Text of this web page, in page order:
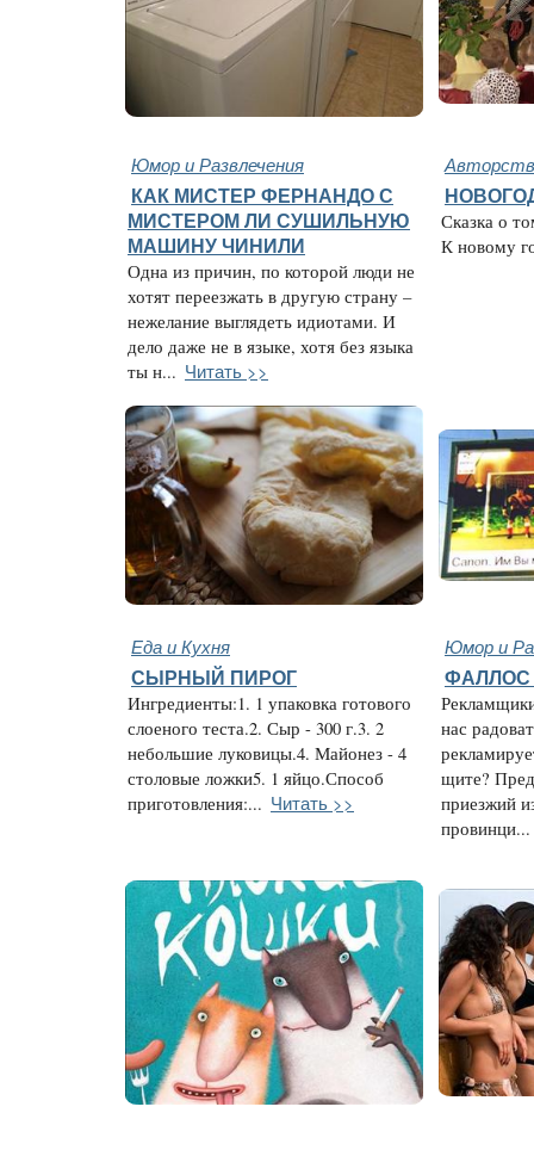
Юмор и Развлечения
КАК МИСТЕР ФЕРНАНДО С
МИСТЕРОМ ЛИ СУШИЛЬНУЮ
МАШИНУ ЧИНИЛИ
Одна из причин, по которой люди не
хотят переезжать в другую страну –
нежелание выглядеть идиотами. И
дело даже не в языке, хотя без языка
ты н... Читать >>
Сказка о
К новому
Еда и Кухня Юмор и
СЫРНЫЙ ПИРОГ
Ингредиенты:1. 1 упаковка готового
слоеного теста.2. Сыр - 300 г.3. 2
небольшие луковицы.4. Майонез - 4
столовые ложки5. 1 яйцо.Способ
приготовления:... Читать >>
ФАЛЛОС
нас
щите?
приезжий
провинци...